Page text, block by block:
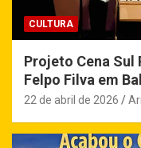
CULTURA
Projeto Cena Sul
Felpo Filva em
22 de abril de 2026